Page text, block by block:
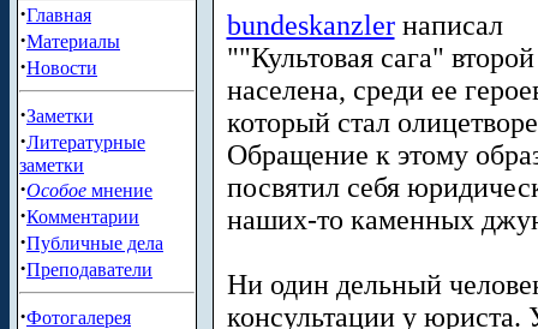
·Главная
·Материалы
·Новости
·Заметки
·Литературные
заметки
·Особое мнение
·Комментарии
·Публичные дела
·Преподаватели
·Фотогалерея
bundeskanzlerнаписал
""Культовая сага"
населена, среди ее
который стал
Обращение к этому
посвятил себя
наших-то каменных
Ни один дельный
консультации у юриста.